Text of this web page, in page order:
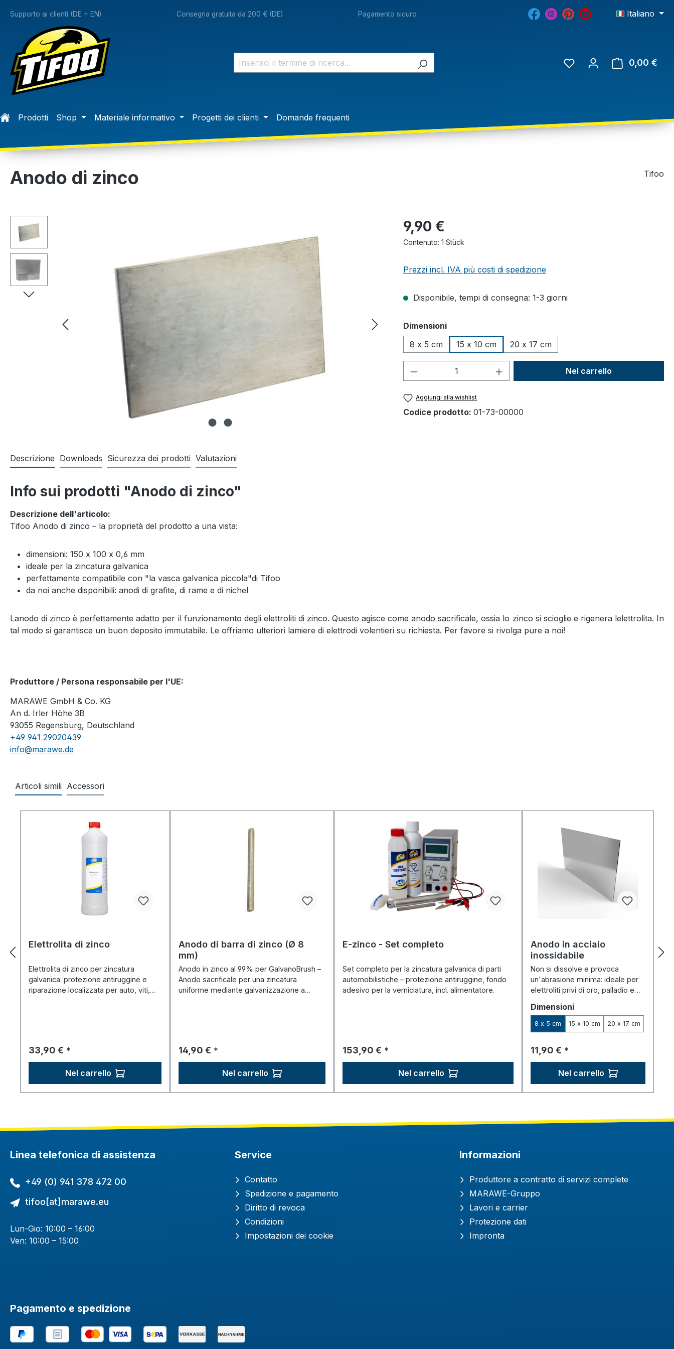
Passa alla navigazione principale
Supporto ai clienti (DE + EN) Consegna gratuita da 200 € (DE) Pagamento sicuro Italiano
0,00 €
Prodotti Shop Materiale informativo Progetti dei clienti Domande frequenti
Anodo di zinco Tifoo
Salta la galleria di immagini 9,90 €
Contenuto: 1 Stück
Prezzi incl. IVA più costi di spedizione
Disponibile, tempi di consegna: 1-3 giorni
Seleziona
Dimensioni
8 x 5 cm
15 x 10 cm 20 x 17 cm
Quantità del prodotto: inserisci la quantità
Nel carrello
Aggiungi alla wishlist
Codice prodotto: 01-73-00000
Descrizione Downloads Sicurezza dei prodotti Valutazioni
Info sui prodotti "Anodo di zinco"
Descrizione dell'articolo:
Tifoo Anodo di zinco – la proprietà del prodotto a una vista:
dimensioni: 150 x 100 x 0,6 mm
ideale per la zincatura galvanica
perfettamente compatibile con "la vasca galvanica piccola"di Tifoo
da noi anche disponibili: anodi di grafite, di rame e di nichel
Lanodo di zinco è perfettamente adatto per il funzionamento degli elettroliti di zinco. Questo agisce come anodo sacrificale, ossia lo zinco si scioglie e rigenera lelettrolita. In
tal modo si garantisce un buon deposito immutabile. Le offriamo ulteriori lamiere di elettrodi volentieri su richiesta. Per favore si rivolga pure a noi!
Produttore / Persona responsabile per l'UE:
MARAWE GmbH & Co. KG
An d. Irler Höhe 3B
93055 Regensburg, Deutschland
+49 941 29020439
info@marawe.de
Articoli simili Accessori
Elettrolita di zinco
Elettrolita di zinco per zincatura
galvanica: protezione antiruggine e
riparazione localizzata per auto, viti,
Prezzo normale:
33,90 € *
Nel carrello
Anodo di barra di zinco (Ø 8
mm)
Anodo in zinco al 99% per GalvanoBrush –
Anodo sacrificale per una zincatura
uniforme mediante galvanizzazione a
Prezzo normale:
14,90 € *
Nel carrello
E-zinco - Set completo
Set completo per la zincatura galvanica di parti
automobilistiche – protezione antiruggine, fondo
adesivo per la verniciatura, incl. alimentatore.
Prezzo normale:
153,90 € *
Nel carrello
Anodo in acciaio
inossidabile
Non si dissolve e provoca
un'abrasione minima: ideale per
elettroliti privi di oro, palladio e
Seleziona
Dimensioni
8 x 5 cm 15 x 10 cm 20 x 17 cm
Prezzo normale:
11,90 € *
Nel carrello
Linea telefonica di assistenza
+49 (0) 941 378 472 00
tifoo[at]marawe.eu
Lun-Gio: 10:00 – 16:00
Ven: 10:00 – 15:00
Service
Contatto
Spedizione e pagamento
Diritto di revoca
Condizioni
Impostazioni dei cookie
Informazioni
Produttore a contratto di servizi complete
MARAWE-Gruppo
Lavori e carrier
Protezione dati
Impronta
Pagamento e spedizione